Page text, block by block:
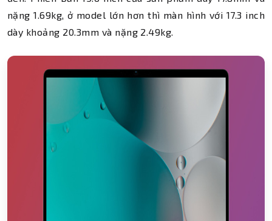
nặng 1.69kg, ở model lớn hơn thì màn hình với 17.3 inch
dày khoảng 20.3mm và nặng 2.49kg.